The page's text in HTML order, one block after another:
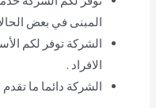
المبنى في بعض
الشركة توفر لكم
الافراد .
الشركة دائما ما